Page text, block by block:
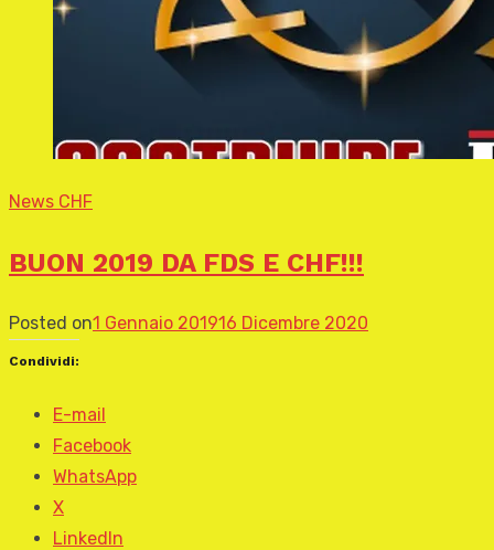
News CHF
BUON 2019 DA FDS E CHF!!!
Posted on1 Gennaio 201916 Dicembre 2020
Condividi:
E-mail
Facebook
WhatsApp
X
LinkedIn